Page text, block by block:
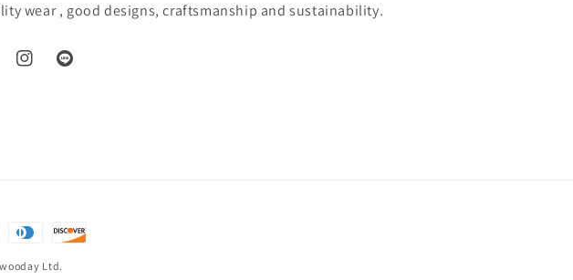
wear , good designs, craftsmanship and sustainability.
Ltd.